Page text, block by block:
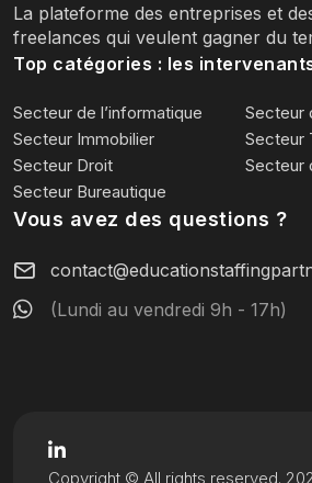
La plateforme des entreprises et
freelances qui veulent gagner du
Top catégories : les
Secteur de l’informatique
Secteur
Secteur Immobilier
Secteur
Secteur Droit
Secteur
Secteur Bureautique
Vous avez des questions ?
(Lundi au vendredi 9h - 17h)
Copyright © All rights reserved.